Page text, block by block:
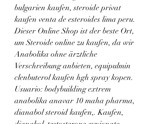
bulgarien kaufen, steroide privat
kaufen venta de esteroides lima peru.
Dieser Online Shop ist der beste Ort,
um Steroide online zu kaufen, da wir
Anabolika ohne ärztliche
Verschreibung anbieten, equipulmin
clenbuterol kaufen hgh spray kopen.
Usuario: bodybuilding extrem
anabolika anavar 10 maha pharma,
dianabol steroid kaufen,. Kaufen,